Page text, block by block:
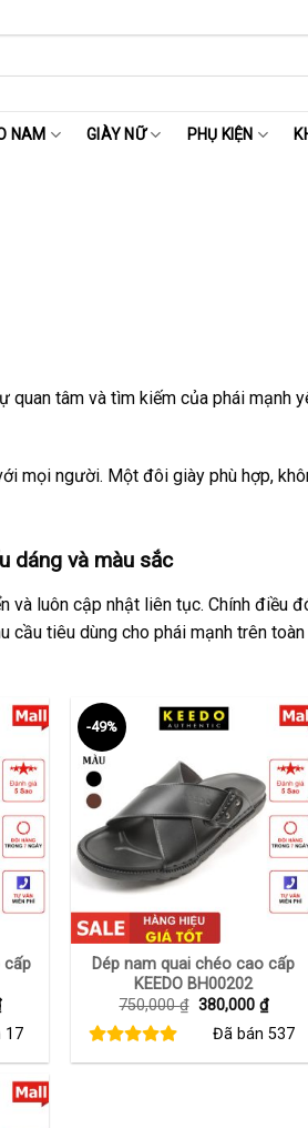
NAM GIÀY NỮ PHỤ KIỆN
quan tâm và tìm kiếm của phái mạnh
mọi người. Một đôi giày phù hợp,
dáng và màu sắc
và luôn cập nhật liên tục. Chính điều
cầu tiêu dùng cho phái mạnh trên
cấp
Giá
hiện
tại
320,000 ₫.
17
-49%
+
Dép nam quai chéo cao cấp
KEEDO BH00202
750,000₫ Giá
380,000 ₫Giá
hiện
tại
Đã bán 537